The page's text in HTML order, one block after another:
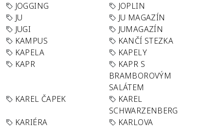
JOGGING
JOPLIN
JU
JU MAGAZÍN
JUGI
JUMAGAZÍN
KAMPUS
KANČÍ STEZKA
KAPELA
KAPELY
KAPR
KAPR S
BRAMBOROVÝM
SALÁTEM
KAREL ČAPEK
KAREL
SCHWARZENBERG
KARIÉRA
KARLOVA